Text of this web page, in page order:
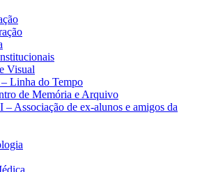
Visual
Linha do Tempo
de Memória e Arquivo
Associação de ex-alunos e amigos da